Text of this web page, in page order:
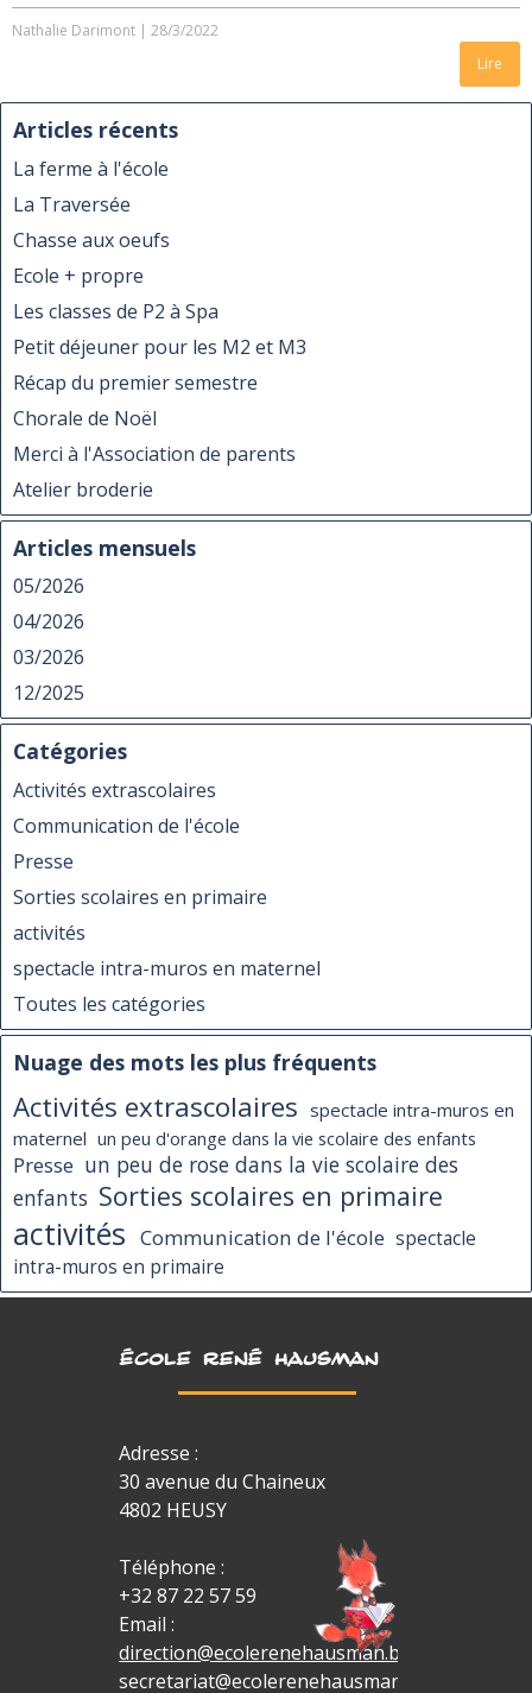
Nathalie Darimont | 28/3/2022
Lire
Articles récents
La ferme à l'école
La Traversée
Chasse aux oeufs
Ecole + propre
Les classes de P2 à Spa
Petit déjeuner pour les M2 et M3
Récap du premier semestre
Chorale de Noël
Merci à l'Association de parents
Atelier broderie
Articles mensuels
05/2026
04/2026
03/2026
12/2025
Catégories
Activités extrascolaires
Communication de l'école
Presse
Sorties scolaires en primaire
activités
spectacle intra-muros en maternel
Toutes les catégories
Nuage des mots les plus fréquents
Activités extrascolaires spectacle intra-muros en
maternel un peu d'orange dans la vie scolaire des enfants
Presse un peu de rose dans la vie scolaire des
enfants Sorties scolaires en primaire
activités Communication de l'école spectacle
intra-muros en primaire
ÉCOLE RENÉ HAUSMAN
Adresse :
30 avenue du Chaineux
4802 HEUSY
Téléphone :
+32 87 22 57 59
Email :
direction@ecolerenehausman.be
secretariat@ecolerenehausman.be